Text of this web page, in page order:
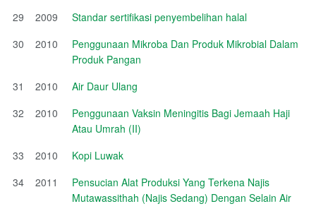
29
2009
Standar sertifikasi penyembelihan halal
30
2010
Penggunaan Mikroba Dan Produk Mikrobial Dalam
Produk Pangan
31
2010
Air Daur Ulang
32
2010
Penggunaan Vaksin Meningitis Bagi Jemaah Haji
Atau Umrah (II)
33
2010
Kopi Luwak
34
2011
Pensucian Alat Produksi Yang Terkena Najis
Mutawassithah (Najis Sedang) Dengan Selain Air